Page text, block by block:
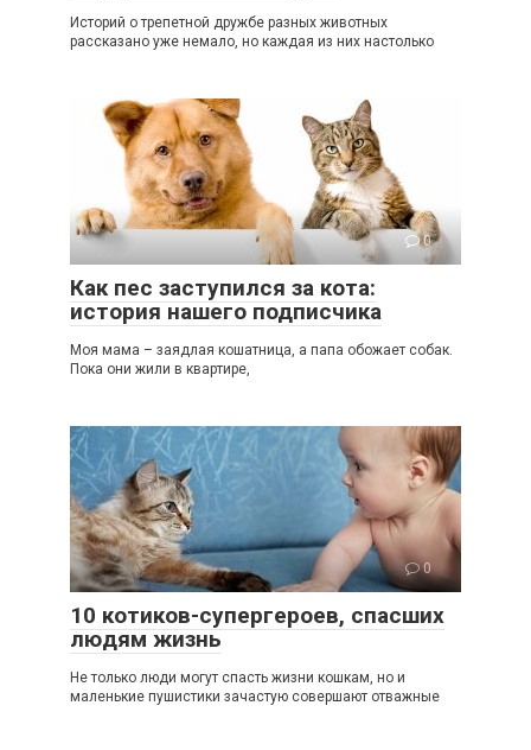
Историй о трепетной дружбе разных животных
рассказано уже немало, но каждая из них настолько
0
Как пес заступился за кота:
история нашего подписчика
Моя мама – заядлая кошатница, а папа обожает собак.
Пока они жили в квартире,
0
10 котиков-супергероев, спасших
людям жизнь
Не только люди могут спасть жизни кошкам, но и
маленькие пушистики зачастую совершают отважные